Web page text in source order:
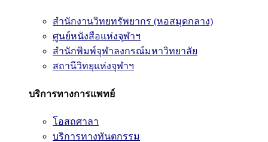
สำนักงานวิทยทรัพยากร (หอสมุดกลาง)
ศูนย์หนังสือแห่งจุฬาฯ
สำนักพิมพ์จุฬาลงกรณ์มหาวิทยาลัย
สถานีวิทยุแห่งจุฬาฯ
บริการทางการแพทย์
โอสถศาลา
บริการทางทันตกรรม